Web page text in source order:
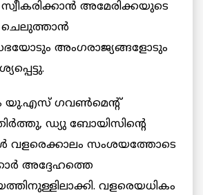
അമേരിക്കയുടെ
ചെലുത്താന്‍
അംഗരാജ്യങ്ങളോടും
യു.എസ് ഗവണ്‍മെന്റ്
ഡ്യു ബോയിസിന്റെ
വളരെക്കാലം സംശയത്തോടെ
അദ്ദേഹത്തെ
വളരെയധികം